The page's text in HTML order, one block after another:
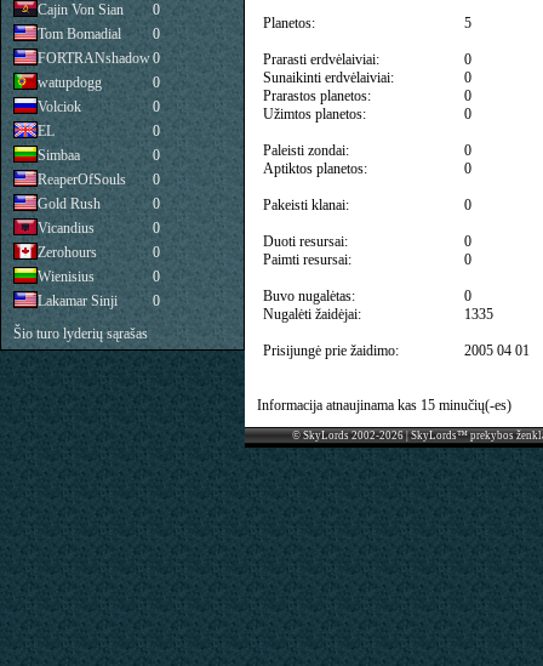
Planetos:
Prarasti erdvėlaiviai:
Sunaikinti erdvėlaiviai:
Prarastos planetos:
Užimtos planetos:
Paleisti zondai:
Aptiktos planetos:
Pakeisti klanai:
Duoti resursai:
Paimti resursai:
Buvo nugalėtas:
Nugalėti žaidėjai:
Prisijungė prie žaidimo:
5
0
0
0
0
0
0
0
0
0
0
1335
2005 04 01
Informacija atnaujinama kas 15 minučių(-es)
© SkyLords 2002-2026 | SkyLords™ prekybos
Cajin Von Sian
0
Tom Bomadial
0
FORTRANshadow0
watupdogg
0
Volciok
0
EL
0
Simbaa
0
ReaperOfSouls
0
Gold Rush
0
Vicandius
0
Zerohours
0
Wienisius
0
Lakamar Sinji
0
Šio turo lyderių sąrašas